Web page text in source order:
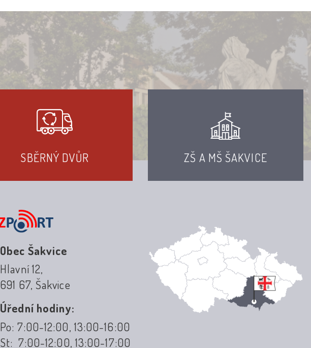
SBĚRNÝ DVŮR ZŠ A MŠ ŠAKVICE
Obec Šakvice
Hlavní 12,
691 67, Šakvice
Úřední hodiny:
Po: 7:00-12:00, 13:00-16:00
St: 7:00-12:00, 13:00-17:00